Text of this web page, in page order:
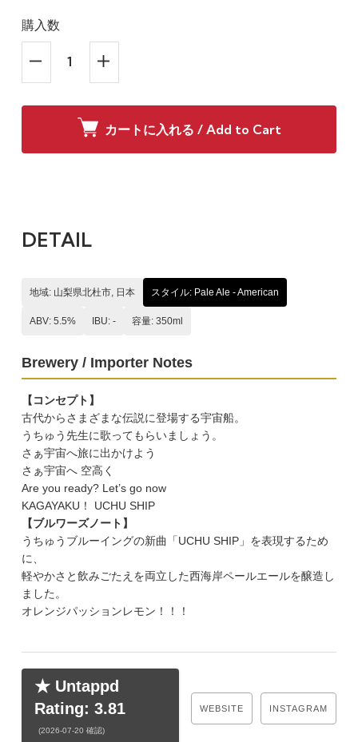
購入数
カートに入れる / Add to Cart
DETAIL
地域: 山梨県北杜市, 日本 スタイル: Pale Ale - American
ABV: 5.5% IBU: - 容量: 350ml
Brewery / Importer Notes
【コンセプト】
古代からさまざまな伝説に登場する宇宙船。
うちゅう先生に歌ってもらいましょう。
さぁ宇宙へ旅に出かけよう
さぁ宇宙へ 空高く
Are you ready? Let’s go now
KAGAYAKU！ UCHU SHIP
【ブルワーズノート】
うちゅうブルーイングの新曲「UCHU SHIP」を表現するため
に、
軽やかさと飲みごたえを両立した西海岸ペールエールを醸造し
ました。
オレンジパッションレモン！！！
★ Untappd
Rating: 3.81
(2026-07-20 確認)
WEBSITE INSTAGRAM